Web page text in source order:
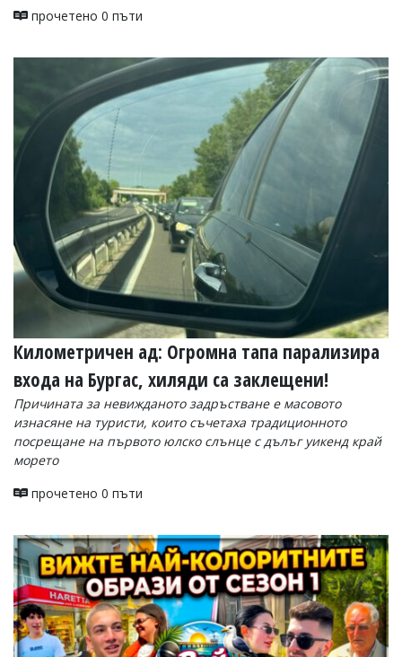
Коментарите
читателите
редакцията
отговорност
Ако
откриете
обиден
моля
сигнализирайте
ни!
прочетено 0 пъти
Километричен ад: Огромна тапа парализира
входа на Бургас, хиляди са заклещени!
Причината за невижданото задръстване е масовото
изнасяне на туристи, които съчетаха традиционното
посрещане на първото юлско слънце с дълъг уикенд край
морето
прочетено 0 пъти